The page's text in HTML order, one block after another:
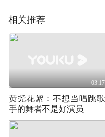
相关推荐
03:17
黄尧花絮：不想当唱跳歌
手的舞者不是好演员